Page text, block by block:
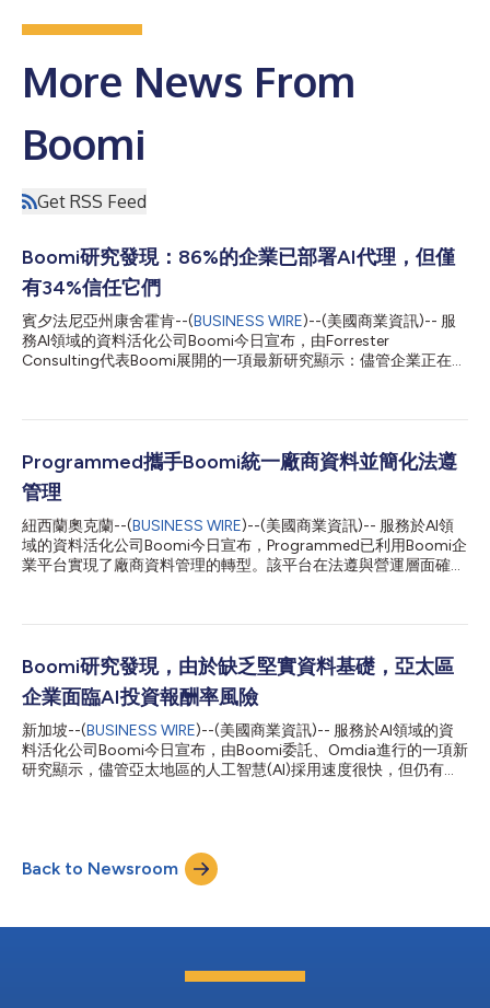
More News From
Boomi
Get RSS Feed
Boomi研究發現：86%的企業已部署AI代理，但僅
有34%信任它們
賓夕法尼亞州康舍霍肯--(BUSINESS WIRE)--(美國商業資訊)-- 服
務AI領域的資料活化公司Boomi今日宣布，由Forrester
Consulting代表Boomi展開的一項最新研究顯示：儘管企業正在迅
的調查顯示，86%的企業已經跨越AI代理的試行階段，但僅有34%
態（即在治理、整合、API/MCP管理等類別的營運準備度方面排名
後四分之一）的企業中，有77%仍在盲目推進生產部署，這使他們
平均面臨高達210萬美元的額外成本風險，這些成本來自法遵罰
款、客戶流失、營運中斷以及返工。相較之下，具備「代理可控」
能力（即準備度排名前四分之一）的企業則審慎且自信得多：55%
的企業表示對其代理的行動和決策具有高度信心，而在「代理混
亂」企業中，這一比例僅為22%。 Boomi董事長兼執行長Steve
Programmed攜手Boomi統一廠商資料並簡化法遵
管理
紐西蘭奧克蘭--(BUSINESS WIRE)--(美國商業資訊)-- 服務於AI領
域的資料活化公司Boomi今日宣布，Programmed已利用Boomi企
業平台實現了廠商資料管理的轉型。該平台在法遵與營運層面確立
運、人員配置及維修服務供應商。公司為採礦、政府、教育和基礎
訓及勞動力解決方案。鑑於其業務規模龐大，廠商資訊已成為關鍵
的營運基礎設施，而由於資訊分散在各個業務部門和應用程式中，
微小的資料問題往往會迅速演變成業務風險。Programmed希望在
其建築與設施管理業務中，對超過18,000家活躍廠商的管理工作
能夠實現更高水準的一致性。 在缺乏單一事實來源的情況下，廠
商篩選過程變得異常繁瑣，不同業務部門之間往往會重複進行法遵
檢查。為了在企業範圍內建立廠商資訊的統一視圖，Programmed
Boomi研究發現，由於缺乏堅實資料基礎，亞太區
企業面臨AI投資報酬率風險
新加坡--(BUSINESS WIRE)--(美國商業資訊)-- 服務於AI領域的資
料活化公司Boomi今日宣布，由Boomi委託、Omdia進行的一項新
研究顯示，儘管亞太地區的人工智慧(AI)採用速度很快，但仍有大
開AI計畫。九成的受訪者認為，AI賦能的自動化將在兩到三年內顯
著重塑其業務流程。 儘管普及動力強勁，但目前只有46%的企業
採用了以平台為主導的整合方法，這彰顯了AI雄心與執行能力之間
效衡量AI計畫的成功與否，這在評估投資報酬率時是一個關鍵的缺
業正在快速推進AI，但研究顯示，許多企業似乎仍將AI視為更廣泛
技術支出的延伸，而不是一項策略性的業務轉型計畫。採用AI與實
Back to Newsroom